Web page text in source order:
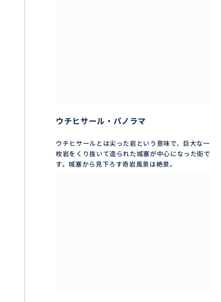
ウチヒサール・パノラマ
ウチヒサールとは尖った岩という意味で、巨大な一
枚岩をくり抜いて造られた城塞が中心になった街で
す。城塞から見下ろす奇岩風景は絶景。